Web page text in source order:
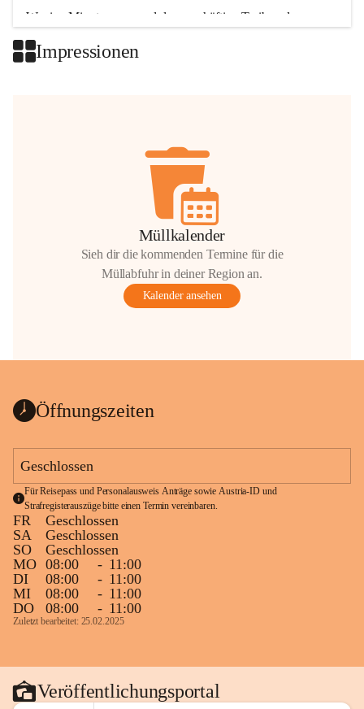
Wenige Minuten nur, und das geschäftige Treiben der
Impressionen
Müllkalender
Sieh dir die kommenden Termine für die
Müllabfuhr in deiner Region an.
Kalender ansehen
Öffnungszeiten
Geschlossen
Für Reisepass und Personalausweis Anträge sowie Austria-ID und
Strafregisterauszüge bitte einen Termin vereinbaren.
FR
Geschlossen
SA
Geschlossen
SO
Geschlossen
MO 08:00 - 11:00
DI
08:00 - 11:00
MI
08:00 - 11:00
DO
08:00 - 11:00
Zuletzt bearbeitet: 25.02.2025
Veröffentlichungsportal